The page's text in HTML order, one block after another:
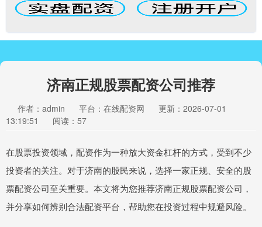
济南正规股票配资公司推荐
作者：admin 平台：在线配资网
更新：2026-07-01
13:19:51
阅读：57
在股票投资领域，配资作为一种放大资金杠杆的方式，受到不少
投资者的关注。对于济南的股民来说，选择一家正规、安全的股
票配资公司至关重要。本文将为您推荐济南正规股票配资公司，
并分享如何辨别合法配资平台，帮助您在投资过程中规避风险。